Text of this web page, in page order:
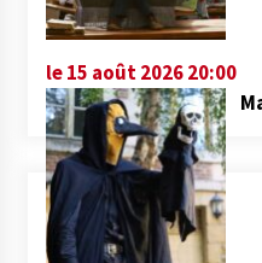
le 15 août 2026 20:00